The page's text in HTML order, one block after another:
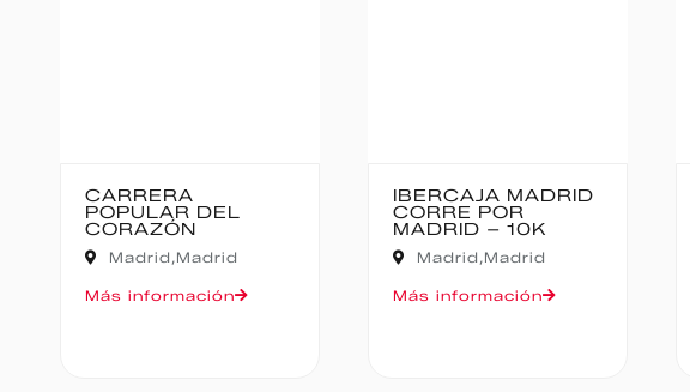
IBERCAJA MADRID
CORRE POR
MADRID – 10K
Madrid,Madrid
Más información
MEDIO MARATÓN
BAJO PAS
Cantabria,
Oruña de Piélagos
Más información